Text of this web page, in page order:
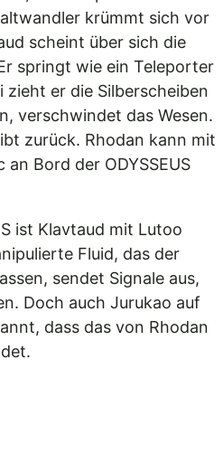
krümmt sich vor
scheint über sich die
springt wie ein Teleporter
zieht er die Silberscheiben
verschwindet das Wesen.
zurück. Rhodan kann mit
Bord der ODYSSEUS
ist Klavtaud mit Lutoo
Fluid, das der
sendet Signale aus,
Doch auch Jurukao auf
dass das von Rhodan